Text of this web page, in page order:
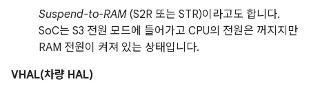
Suspend-to-RAM(S2R 또는 STR)이라고도 합니다.
SoC는 S3 전원 모드에 들어가고 CPU의 전원은 꺼지지만
RAM 전원이 켜져 있는 상태입니다.
VHAL(차량 HAL)